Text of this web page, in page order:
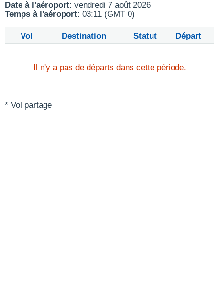
Date à l'aéroport: vendredi 7 août 2026
Temps à l'aéroport: 03:11 (GMT 0)
Vol Destination Statut Départ
Il n'y a pas de départs dans cette période.
* Vol partage